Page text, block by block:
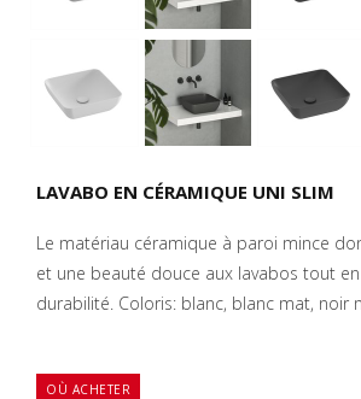
LAVABO EN CÉRAMIQUE UNI SLIM
Le matériau céramique à paroi mince
et une beauté douce aux lavabos tout
durabilité. Coloris: blanc, blanc mat, noir
OÙ ACHETER